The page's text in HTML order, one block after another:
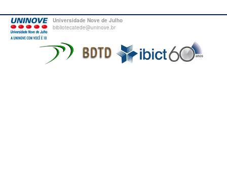
Universidade Nove de Julho
bibliotecatede@uninove.br